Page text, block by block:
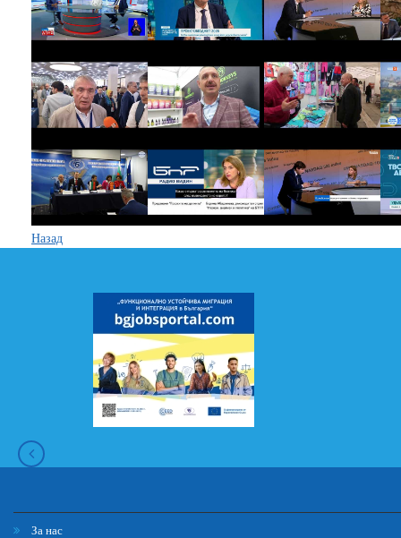
Назад
За нас